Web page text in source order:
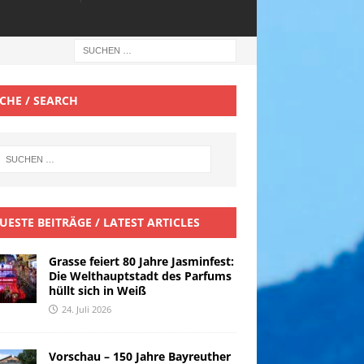
/ SEARCH
BEITRÄGE / LATEST ARTICLES
Grasse feiert 80 Jahre Jasminfest:
Die Welthauptstadt des Parfums
hüllt sich in Weiß
24. Juli 2026
Vorschau – 150 Jahre Bayreuther